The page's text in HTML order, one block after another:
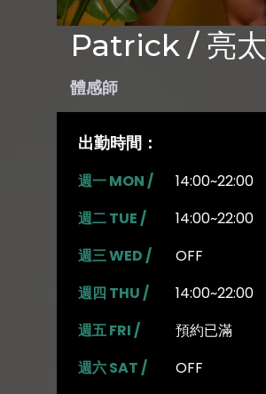
Patrick / 亮太
體感師
出勤時間：
週一 MON /
14:00~22:00
週二 TUE /
14:00~22:00
週三 WED /
OFF
週四 THU /
14:00~22:00
週五 FRI /
預約已滿
週六 SAT /
OFF